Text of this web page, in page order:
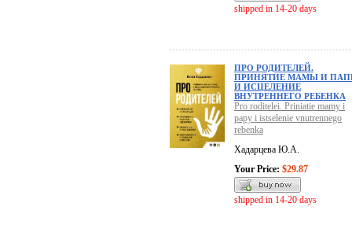
shipped in 14-20 days
ПРО РОДИТЕЛЕЙ.
ПРИНЯТИЕ МАМЫ И
И ИСЦЕЛЕНИЕ
ВНУТРЕННЕГО РЕБЕНКА
Pro roditelei. Priniatie mamy i
papy i istselenie vnutrennego
rebenka
Хадарцева Ю.А.
Your Price: $29.87
shipped in 14-20 days